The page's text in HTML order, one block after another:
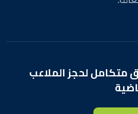
لحجز الملاعب